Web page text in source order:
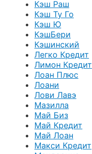
Кэш Раш
Кэш Ту Го
Кэш Ю
КэшБери
Кэшинский
Легко Кредит
Лимон Кредит
Лоан Плюс
Лоани
Лови Лавэ
Мазилла
Май Биз
Май Кредит
Май Лоан
Макси Кредит